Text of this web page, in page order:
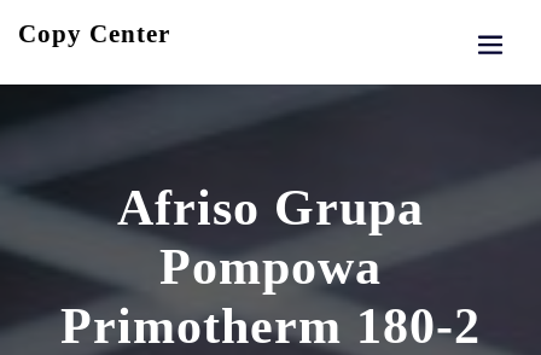
Copy Center
Afriso Grupa
Pompowa
Primotherm 180-2